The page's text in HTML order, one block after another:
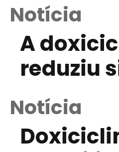
Notícia
A
reduziu
Notícia